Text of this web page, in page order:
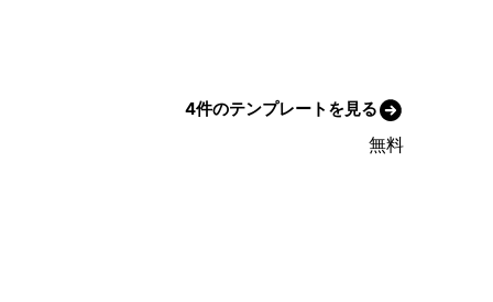
4件のテンプレートを見る
無料